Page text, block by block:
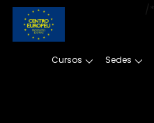
Cursos Sedes
/*